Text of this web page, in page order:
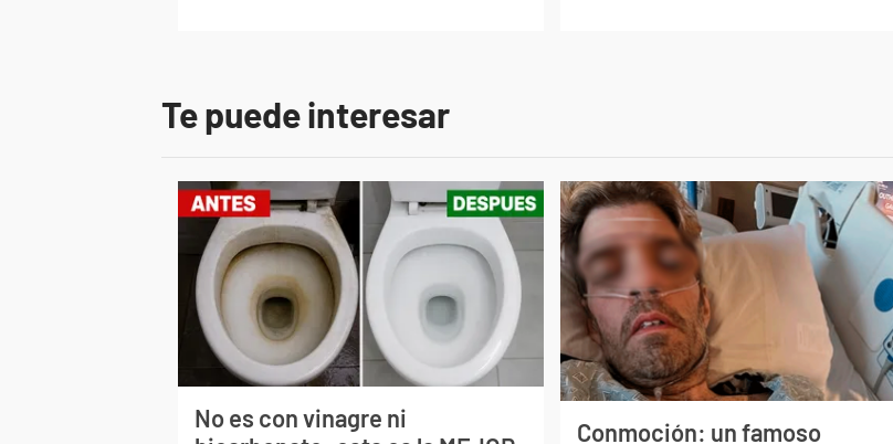
Te puede interesar
No es con vinagre ni
Conmoción: un famoso